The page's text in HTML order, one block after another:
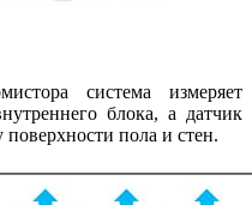
система измеряет
блока, а датчик
поверхности пола и стен.